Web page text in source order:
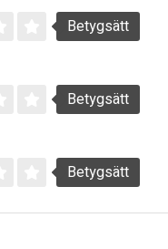
Betygsätt
Betygsätt
Betygsätt